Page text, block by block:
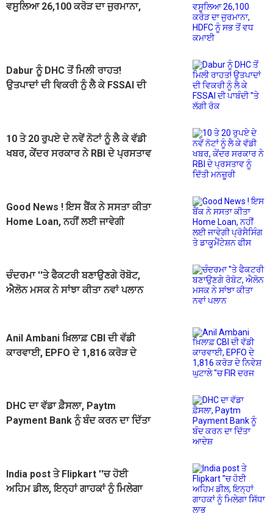
ਵਸੂਲਿਆ 26,100 ਕਰੋੜ ਦਾ ਜੁਰਮਾਨਾ,
Dabur ਨੂੰ DHC ਤੋਂ ਮਿਲੀ ਰਾਹਤ!
ਉਤਪਾਦਾਂ ਦੀ ਵਿਕਰੀ ਨੂੰ ਲੈ ਕੇ FSSAI ਦੀ
10 ਤੇ 20 ਰੁਪਏ ਦੇ ਨਵੇਂ ਨੋਟਾਂ ਨੂੰ ਲੈ ਕੇ ਵੱਡੀ
ਖਬਰ, ਕੇਂਦਰ ਸਰਕਾਰ ਨੇ RBI ਦੇ ਪ੍ਰਸਤਾਵ
Good News ! ਇਸ ਬੈਂਕ ਨੇ ਸਸਤਾ ਕੀਤਾ
Home Loan, ਨਹੀਂ ਲਈ ਜਾਵੇਗੀ
ਚੰਦਰਮਾ ''ਤੇ ਫੈਕਟਰੀ ਬਣਾਉਣਗੇ ਰੋਬੋਟ,
ਐਲੋਨ ਮਸਕ ਨੇ ਸਾਂਝਾ ਕੀਤਾ ਨਵਾਂ ਪਲਾਨ
Anil Ambani ਖ਼ਿਲਾਫ਼ CBI ਦੀ ਵੱਡੀ
ਕਾਰਵਾਈ, EPFO ਦੇ 1,816 ਕਰੋੜ ਦੇ
DHC ਦਾ ਵੱਡਾ ਫ਼ੈਸਲਾ, Paytm
Payment Bank ਨੂੰ ਬੰਦ ਕਰਨ ਦਾ ਦਿੱਤਾ
India post ਤੇ Flipkart ''ਚ ਹੋਈ
ਅਹਿਮ ਡੀਲ, ਇਨ੍ਹਾਂ ਗਾਹਕਾਂ ਨੂੰ ਮਿਲੇਗਾ